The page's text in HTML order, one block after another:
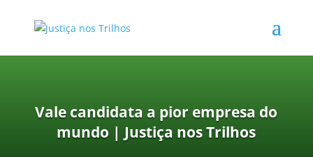
Vale candidata a pior empresa do
mundo | Justiça nos Trilhos